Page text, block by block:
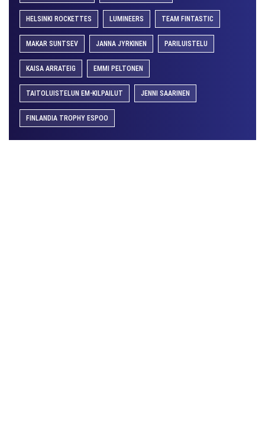
HELSINKI ROCKETTES LUMINEERS TEAM FINTASTIC
MAKAR SUNTSEV JANNA JYRKINEN PARILUISTELU
KAISA ARRATEIG EMMI PELTONEN
TAITOLUISTELUN EM-KILPAILUT JENNI SAARINEN
FINLANDIA TROPHY ESPOO